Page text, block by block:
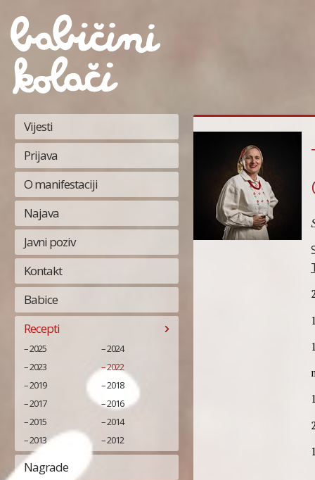
Vijesti
Prijava
O manifestaciji
Najava
Javni poziv
Kontakt
Babice
Recepti
2025
2024
2023
2022
2019
2018
2017
2016
2015
2014
2013
2012
Nagrade